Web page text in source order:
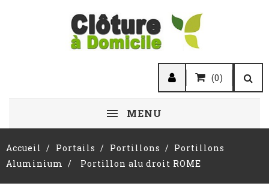
(0)
MENU
Accueil Portails Portillons
Portillons
Aluminium
Portillon alu droit ROME